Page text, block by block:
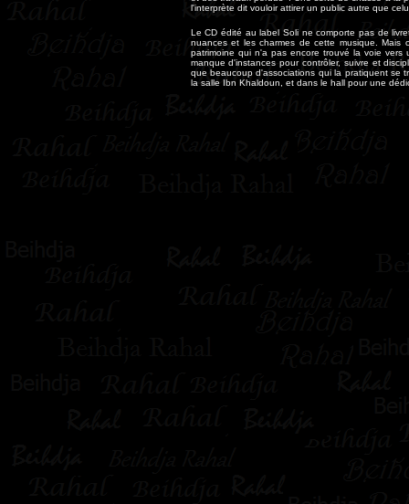
l'interprète dit vouloir attirer un public autre que
Le CD édité au label Soli ne comporte pas de
nuances et les charmes de cette musique. Mais
patrimoine qui n'a pas encore trouvé la voie
manque d'instances pour contrôler, suivre et
que beaucoup d'associations qui la pratiquent se
la salle Ibn Khaldoun, et dans le hall pour une